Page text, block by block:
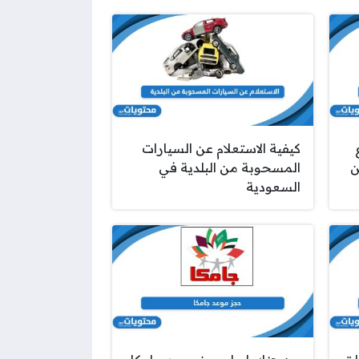
كيفية الاستعلام عن السيارات
المسحوبة من البلدية في
السعودية